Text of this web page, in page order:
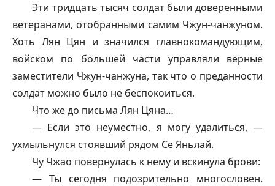
Эти тридцать тысяч солдат были доверенными
ветеранами, отобранными самим Чжун-чанжуном.
Хоть Лян Цян и значился главнокомандующим,
войском по большей части управляли верные
заместители Чжун-чанжуна, так что о преданности
солдат можно было не беспокоиться.
Что же до письма Лян Цяна…
— Если это неуместно, я могу удалиться, —
ухмыльнулся стоявший рядом Се Яньлай.
Чу Чжао повернулась к нему и вскинула брови:
— Ты сегодня подозрительно многословен.